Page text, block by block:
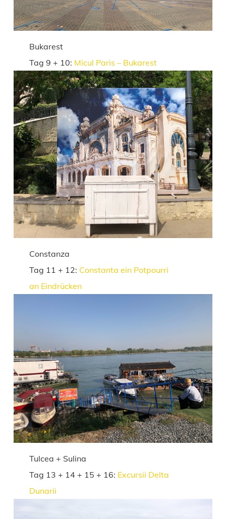
Bukarest
Tag 9 + 10: Micul Paris – Bukarest
Constanza
Tag 11 + 12: Constanta ein Potpourri
an Eindrücken
Tulcea + Sulina
Tag 13 + 14 + 15 + 16: Excursii Delta
Dunarii